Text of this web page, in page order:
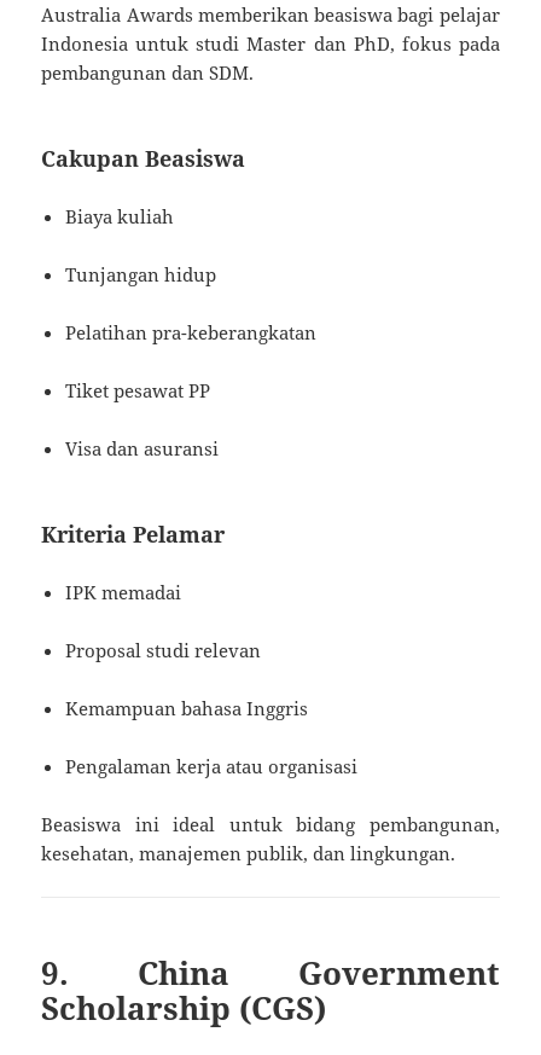
Australia Awards memberikan beasiswa bagi pelajar
Indonesia untuk studi Master dan PhD, fokus pada
pembangunan dan SDM.
Cakupan Beasiswa
Biaya kuliah
Tunjangan hidup
Pelatihan pra-keberangkatan
Tiket pesawat PP
Visa dan asuransi
Kriteria Pelamar
IPK memadai
Proposal studi relevan
Kemampuan bahasa Inggris
Pengalaman kerja atau organisasi
Beasiswa ini ideal untuk bidang pembangunan,
kesehatan, manajemen publik, dan lingkungan.
9. China Government
Scholarship (CGS)